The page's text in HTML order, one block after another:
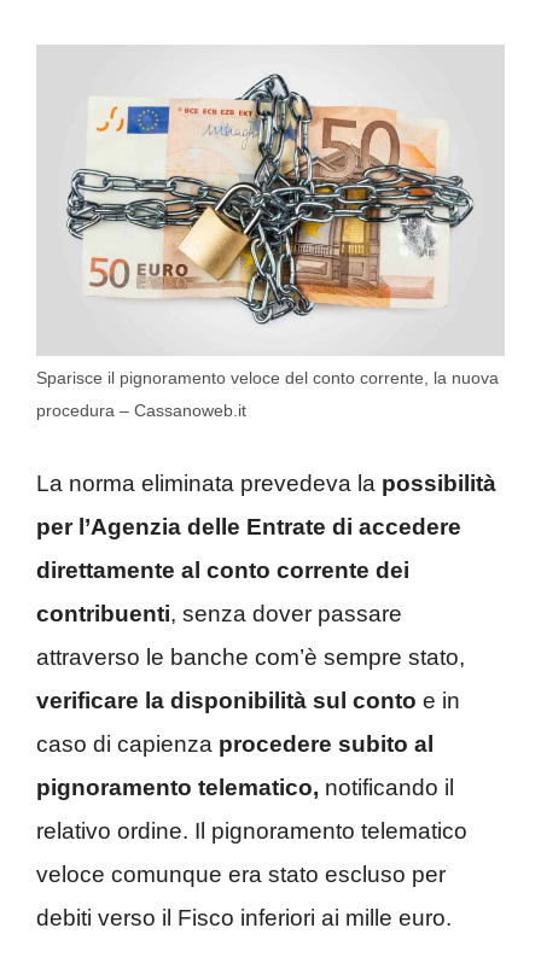
Sparisce il pignoramento veloce del conto corrente, la nuova
procedura – Cassanoweb.it
La norma eliminata prevedeva la possibilità
per l’Agenzia delle Entrate di accedere
direttamente al conto corrente dei
contribuenti, senza dover passare
attraverso le banche com’è sempre stato,
verificare la disponibilità sul conto e in
caso di capienza procedere subito al
pignoramento telematico, notificando il
relativo ordine. Il pignoramento telematico
veloce comunque era stato escluso per
debiti verso il Fisco inferiori ai mille euro.